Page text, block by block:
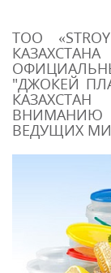
ТОО
"ДЖОКЕЙ
ВЕДУЩИХ